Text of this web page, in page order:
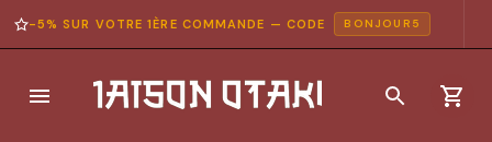
-5% SUR VOTRE 1ÈRE COMMANDE — CODE BONJOUR5